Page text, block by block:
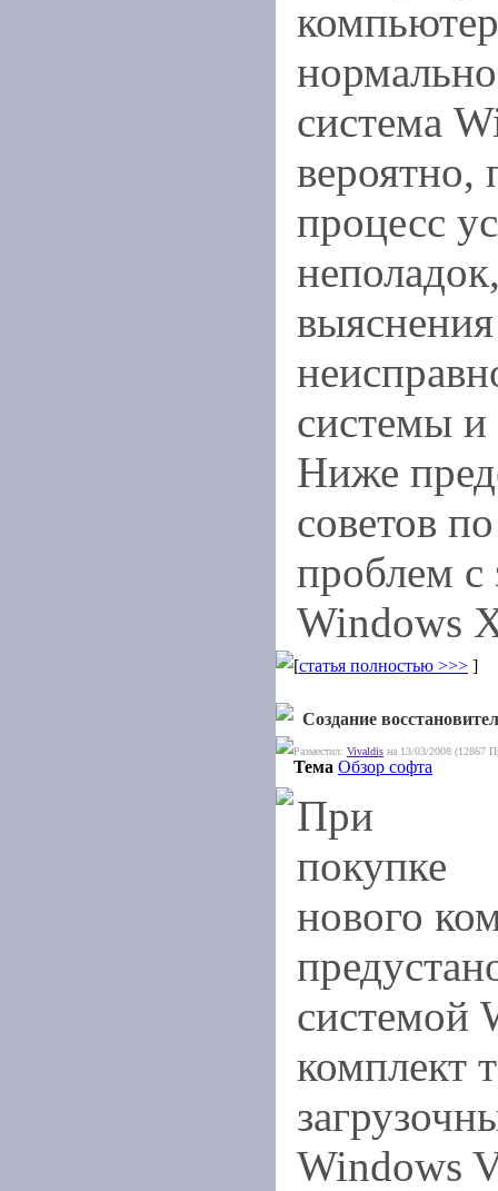
система
вероятно,
процесс
системы и
Ниже
советов
проблем с
Windows
[статья полностью >>> ]
Создание
Разместил: Vivaldis на 13/03/2008 (12867
Тема Обзор софта
При
покупке
нового
системой
комплект
Windows